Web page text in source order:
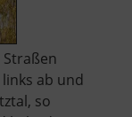
ab und
so